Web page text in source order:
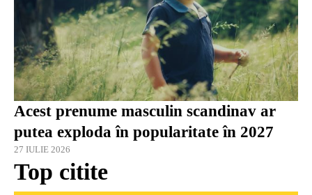
Acest prenume masculin scandinav ar
putea exploda în popularitate în 2027
27 IULIE 2026
Top citite